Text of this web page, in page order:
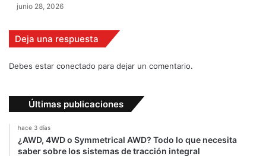
junio 28, 2026
Deja una respuesta
Debes estar conectado para dejar un comentario.
Últimas publicaciones
hace 3 días
¿AWD, 4WD o Symmetrical AWD? Todo lo que necesita
saber sobre los sistemas de tracción integral